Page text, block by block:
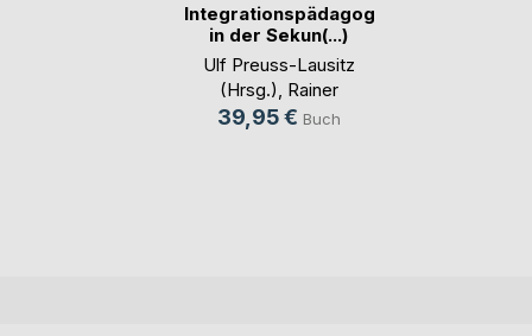
Integrationspädagogik
in der Sekun(...)
Ulf Preuss-Lausitz
(Hrsg.), Rainer
Maikowski (Hrsg.)
39,95 € Buch